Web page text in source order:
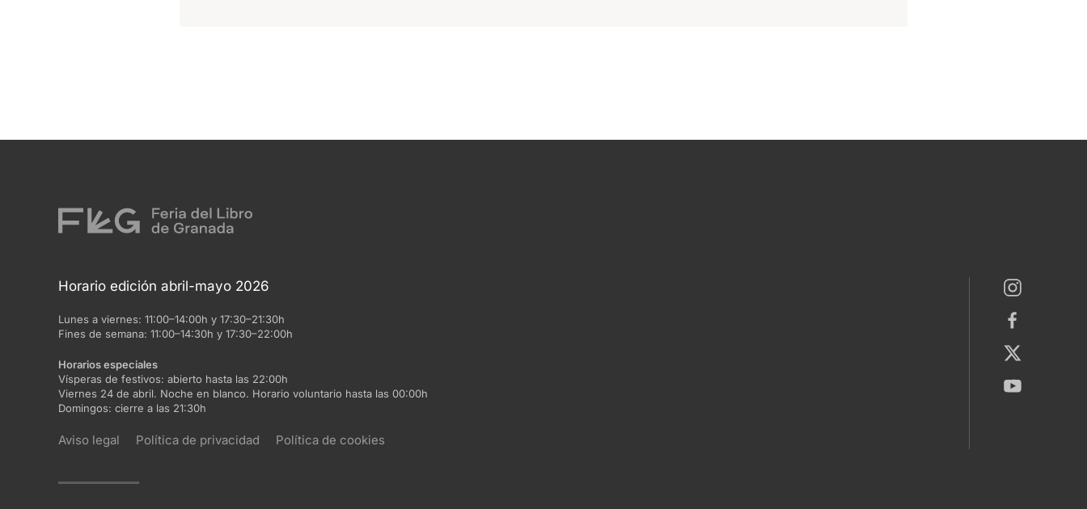
Horario edición abril-mayo 2026
Lunes a viernes: 11:00–14:00h y 17:30–21:30h
Fines de semana: 11:00–14:30h y 17:30–22:00h
Horarios especiales
Vísperas de festivos: abierto hasta las 22:00h
Viernes 24 de abril. Noche en blanco. Horario voluntario hasta las 00:00h
Domingos: cierre a las 21:30h
Aviso legal Política de privacidad Política de cookies